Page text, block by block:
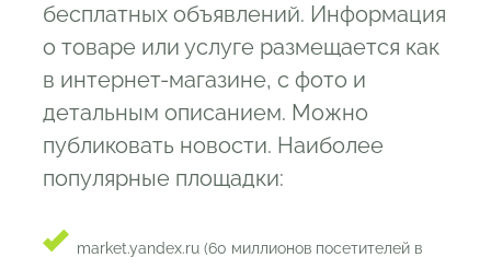
бесплатных объявлений. Информация
о товаре или услуге размещается как
в интернет-магазине, с фото и
детальным описанием. Можно
публиковать новости. Наиболее
популярные площадки:
market.yandex.ru (60 миллионов посетителей в